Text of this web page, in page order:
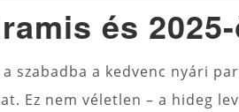
és
szabadba a kedvenc nyári
Ez nem véletlen – a hideg